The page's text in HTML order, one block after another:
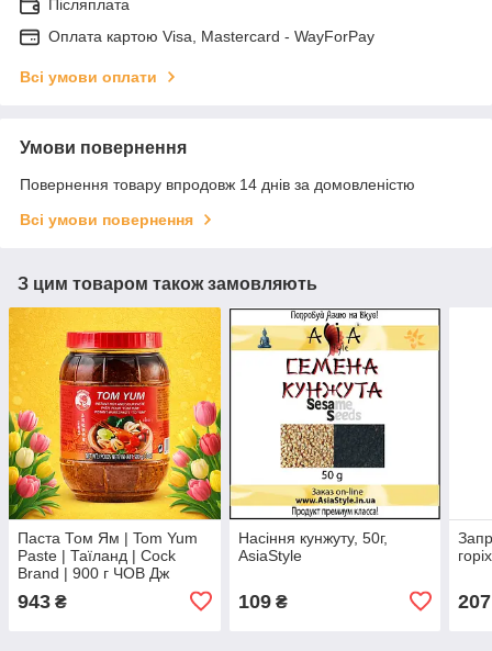
Післяплата
Оплата картою Visa, Mastercard - WayForPay
Всі умови оплати
Умови повернення
Повернення товару впродовж 14 днів за домовленістю
Всі умови повернення
З цим товаром також замовляють
Паста Том Ям | Tom Yum
Paste | Таїланд | Cock
Brand | 900 г ЧОВ Дж
943 ₴
Насіння кунжуту, 50г,
AsiaStyle
109₴ 207